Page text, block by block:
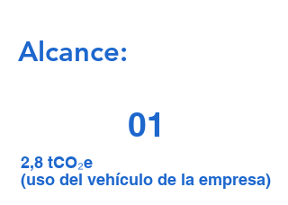
Alcance:
01
2,8 tCO₂e
(uso del vehículo de la empresa)